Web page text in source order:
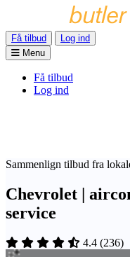
Få tilbud
Log ind
Menu
Få tilbud
Log ind
Sammenlign tilbud fra
Chevrolet |
service
4.4 (236)